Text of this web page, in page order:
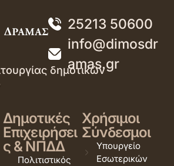
25213 50600
info@dimosdr
amas.gr
δημοτικών
Δημοτικές
Επιχειρήσει
ς & ΝΠΔΔ
Πολιτιστικός
Χρήσιμοι
Σύνδεσμοι
Υπουργείο
Εσωτερικών